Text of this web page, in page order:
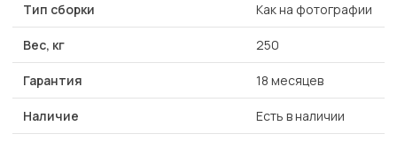
Тип сборки Как на фотографии
Вес, кг 250
Гарантия 18 месяцев
Наличие Есть в наличии